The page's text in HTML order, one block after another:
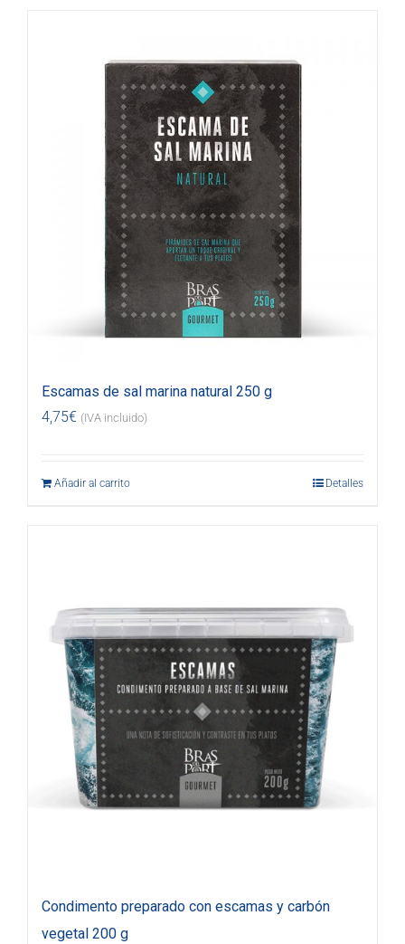
Escamas de sal marina natural 250 g
4,75€ (IVA incluido)
Añadir al carrito Detalles
Condimento preparado con escamas y carbón
vegetal 200 g